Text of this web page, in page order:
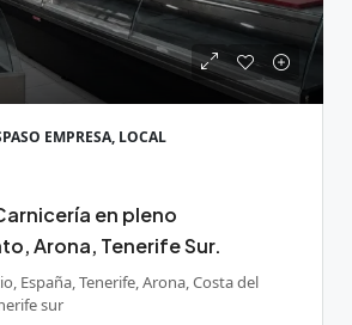
EMPRESA, LOCAL
en pleno
Arona, Tenerife Sur.
España, Tenerife, Arona, Costa del
sur